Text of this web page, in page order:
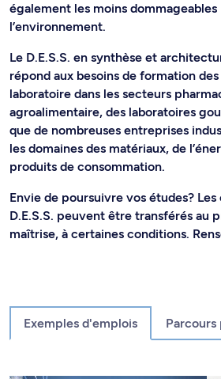
également les moins dommageables
l’environnement.
Le D.E.S.S. en synthèse et
répond aux besoins de formation
laboratoire dans les secteurs
agroalimentaire, des laboratoires
que de nombreuses entreprises
les domaines des matériaux, de
produits de consommation.
Envie de poursuivre vos études? Les
D.E.S.S. peuvent être transférés au
maîtrise, à certaines conditions.
Exemples d'emplois Parcours